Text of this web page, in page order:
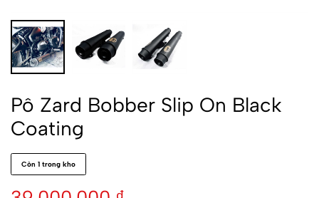
Pô Zard Bobber Slip On Black
Coating
Còn 1 trong kho